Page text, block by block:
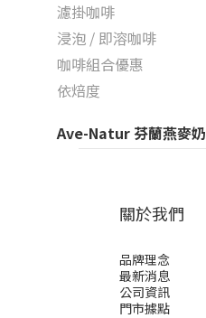
濾掛咖啡
浸泡 / 即溶咖啡
咖啡組合優惠
依焙度
Ave-Natur 芬蘭燕麥奶
關於我們
品牌理念
最新消息
公司資訊
門市據點